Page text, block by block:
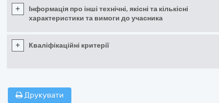
+
Інформація про інші технічні, якісні та кількісні
характеристики та вимоги до учасника
+ Кваліфікаційні критерії
Друкувати